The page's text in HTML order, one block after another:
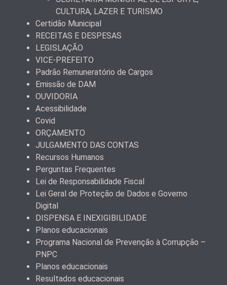
CULTURA, LAZER E TURISMO
Certidão Municipal
RECEITAS E DESPESAS
LEGISLAÇÃO
VICE-PREFEITO
Padrão Remuneratório de Cargos
Emissão de DAM
OUVIDORIA
Acessibilidade
Covid
ORÇAMENTO
JULGAMENTO DAS CONTAS
Recursos Humanos
Perguntas Frequentes
Lei de Responsabilidade Fiscal
Lei Geral de Proteção de Dados e Governo
Digital
DISPENSA E INEXIGIBILIDADE
Planos educacionais
Programa Nacional de Prevenção à Corrupção –
PNPC
Planos educacionais
Resultados educacionais